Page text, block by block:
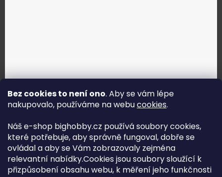
Bez cookies to není ono. Aby se vám lépe
nakupovalo, používáme na webucookies.
Náš e-shop bighobby.cz používá soubory cookies,
které potřebuje, aby správně fungoval, dobře se
ovládal a aby se Vám zobrazovaly zejména
relevantní nabídky.Cookies jsou soubory sloužící k
přizpůsobení obsahu webu, k měření jeho funkčnosti
Jak vybrat správné servo?
Najít správné servo